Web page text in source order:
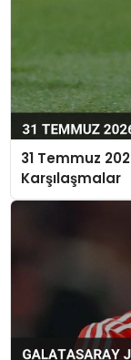
31 Temmuz
Karşılaşmalar